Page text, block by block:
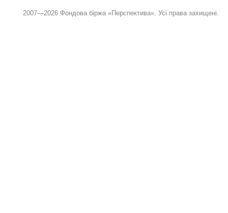
2007—2026 Фондова біржа «Перспектива». Усі права захищені.